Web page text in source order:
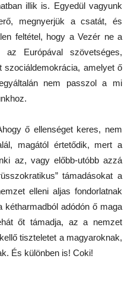
illik is. Egyedül vagyunk
megnyerjük a csatát, és
feltétel, hogy a Vezér ne a
Európával szövetséges,
amelyet ő
nem passzol a mi
ő ellenséget keres, nem
magától értetődik, mert a
az, vagy előbb-utóbb azzá
támadásokat a
elleni aljas fondorlatnak
adódón ő maga
őt támadja, az a nemzet
tiszteletet a magyaroknak,
És különben is! Coki!